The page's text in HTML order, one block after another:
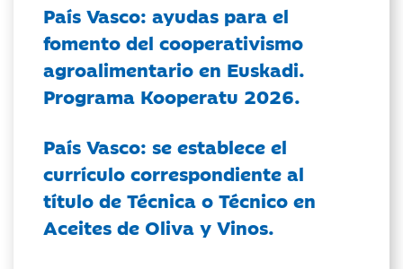
País Vasco: ayudas para el
fomento del cooperativismo
agroalimentario en Euskadi.
Programa Kooperatu 2026.
País Vasco: se establece el
currículo correspondiente al
título de Técnica o Técnico en
Aceites de Oliva y Vinos.